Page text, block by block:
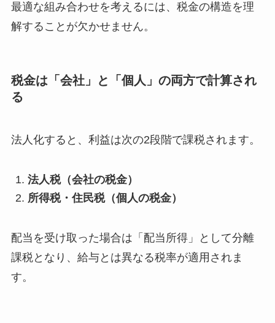
最適な組み合わせを考えるには、税金の構造を理
解することが欠かせません。
税金は「会社」と「個人」の両方で計算され
る
法人化すると、利益は次の2段階で課税されます。
法人税（会社の税金）
所得税・住民税（個人の税金）
配当を受け取った場合は「配当所得」として分離
課税となり、給与とは異なる税率が適用されま
す。